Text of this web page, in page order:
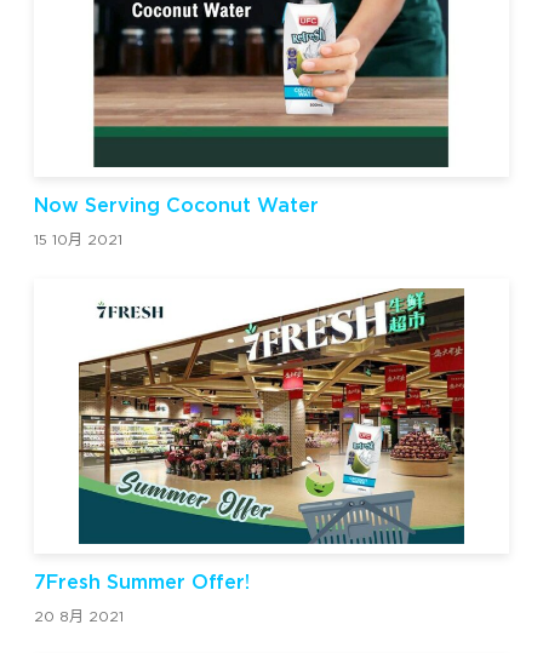
Now Serving Coconut Water
15 10月 2021
7Fresh Summer Offer!
20 8月 2021